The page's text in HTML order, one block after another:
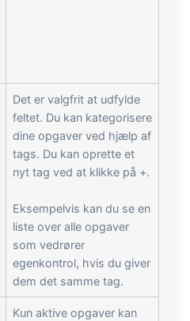
Det er valgfrit at udfylde
feltet. Du kan kategorisere
dine opgaver ved hjælp af
tags. Du kan oprette et
nyt tag ved at klikke på +.
Eksempelvis kan du se en
liste over alle opgaver
som vedrører
egenkontrol, hvis du giver
dem det samme tag.
Kun aktive opgaver kan